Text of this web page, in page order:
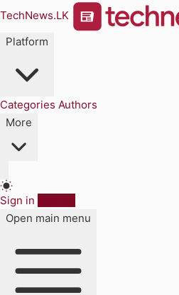
TechNews.LK
Platform
Categories Authors
More
Sign in
Open main menu